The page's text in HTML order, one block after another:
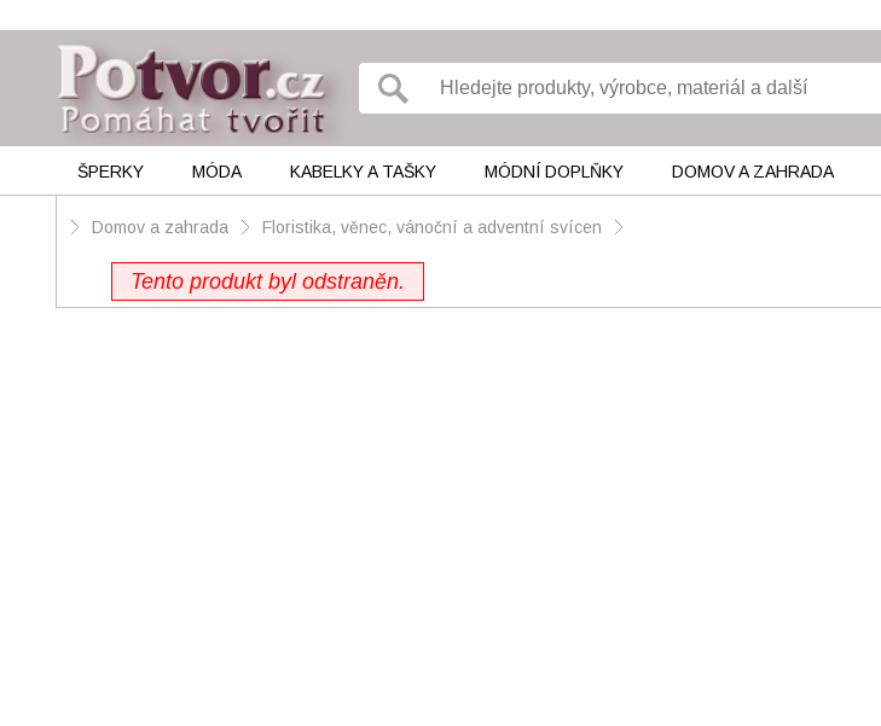
ŠPERKY MÓDA KABELKY A TAŠKY MÓDNÍ DOPLŇKY DOMOV A ZAHRADA
Domov a zahrada Floristika, věnec, vánoční a adventní svícen
Tento produkt byl odstraněn.